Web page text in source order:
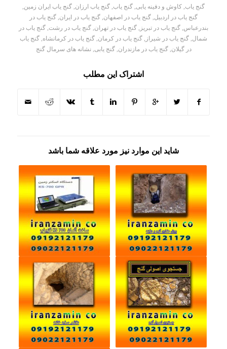
گنج یاب, کاوش و دفینه یابی, گنج یاب, گنج یاب ارزان, گنج یاب ایران زمین,
گنج یاب در اردبیل, گنج یاب در اصفهان, گنج یاب در ایران, گنج یاب در
بندرعباس, گنج یاب در تبریز , گنج یاب در تهران, گنج یاب در رشت, گنج یاب در
شمال, گنج یاب در شیراز , گنج یاب در کرمان, گنج یاب در کرمانشاه, گنج یاب
در گیلان,گنج یاب در مازندران,گنج یابی,نشانه های سرمال گنج
اشتراک این مطلب
شاید این موارد نیز مورد علاقه شما باشد